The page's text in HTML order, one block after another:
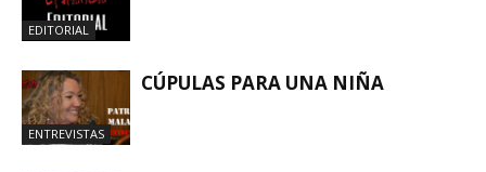
EDITORIAL
ENTREVISTAS
CÚPULAS PARA UNA NIÑA